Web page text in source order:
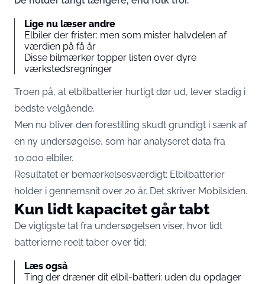
Lige nu læser andre
Elbiler der frister: men som mister halvdelen af
værdien på få år
Disse bilmærker topper listen over dyre
værkstedsregninger
Troen på, at elbilbatterier hurtigt dør ud, lever stadig i
bedste velgående.
Men nu bliver den forestilling skudt grundigt i sænk af
en ny undersøgelse, som har analyseret data fra
10.000 elbiler.
Resultatet er bemærkelsesværdigt: Elbilbatterier
holder i gennemsnit over 20 år. Det skriver Mobilsiden.
Kun lidt kapacitet går tabt
De vigtigste tal fra undersøgelsen viser, hvor lidt
batterierne reelt taber over tid:
Læs også
Ting der dræner dit elbil-batteri: uden du opdager